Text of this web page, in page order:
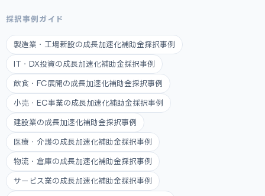
採択事例ガイド
製造業・工場新設の成長加速化補助金採択事例
IT・DX投資の成長加速化補助金採択事例
飲食・FC展開の成長加速化補助金採択事例
小売・EC事業の成長加速化補助金採択事例
建設業の成長加速化補助金採択事例
医療・介護の成長加速化補助金採択事例
物流・倉庫の成長加速化補助金採択事例
サービス業の成長加速化補助金採択事例